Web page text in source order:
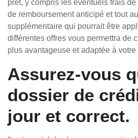
prêt, y compris les éventuels frais
de remboursement anticipé et tout
supplémentaire qui pourrait être
différentes offres vous permettra de
plus avantageuse et adaptée à
Assurez-vous
dossier de
jour et correct.